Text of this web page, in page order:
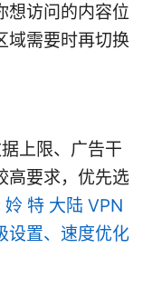
想访问的内容位
域需要时再切换
上限、广告干
高要求，优先选
姈 特 大陆 VPN
设置、速度优化